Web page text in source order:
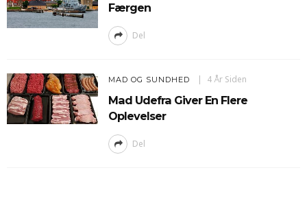
Færgen
Del
MAD OG SUNDHED 4 År Siden
Mad Udefra Giver En Flere
Oplevelser
Del